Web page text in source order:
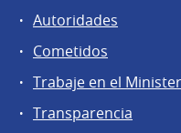
Autoridades
Cometidos
Trabaje en el
Transparencia